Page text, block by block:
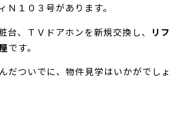
Ｎ１０３号があります。
台、ＴＶドアホンを新規交換し、
リフ
です。
だついでに、物件見学はいかがでしょ